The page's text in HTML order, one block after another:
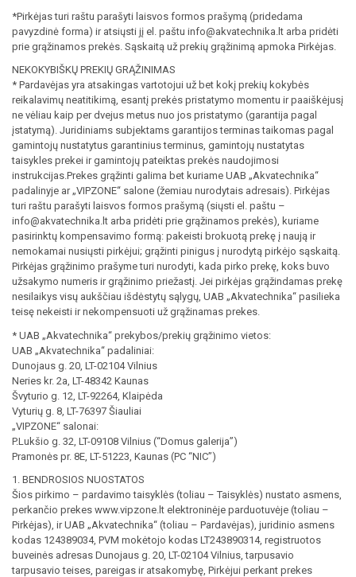
*Pirkėjas turi raštu parašyti laisvos formos prašymą (pridedama
pavyzdinė forma) ir atsiųsti jį el. paštu info@akvatechnika.lt arba pridėti
prie grąžinamos prekės. Sąskaitą už prekių grąžinimą apmoka Pirkėjas.
NEKOKYBIŠKŲ PREKIŲ GRĄŽINIMAS
* Pardavėjas yra atsakingas vartotojui už bet kokį prekių kokybės
reikalavimų neatitikimą, esantį prekės pristatymo momentu ir paaiškėjusį
ne vėliau kaip per dvejus metus nuo jos pristatymo (garantija pagal
įstatymą). Juridiniams subjektams garantijos terminas taikomas pagal
gamintojų nustatytus garantinius terminus, gamintojų nustatytas
taisykles prekei ir gamintojų pateiktas prekės naudojimosi
instrukcijas.Prekes grąžinti galima bet kuriame UAB „Akvatechnika“
padalinyje ar „VIPZONE“ salone (žemiau nurodytais adresais). Pirkėjas
turi raštu parašyti laisvos formos prašymą (siųsti el. paštu –
info@akvatechnika.lt arba pridėti prie grąžinamos prekės), kuriame
pasirinktų kompensavimo formą: pakeisti brokuotą prekę į naują ir
nemokamai nusiųsti pirkėjui; grąžinti pinigus į nurodytą pirkėjo sąskaitą.
Pirkėjas grąžinimo prašyme turi nurodyti, kada pirko prekę, koks buvo
užsakymo numeris ir grąžinimo priežastį. Jei pirkėjas grąžindamas prekę
nesilaikys visų aukščiau išdėstytų sąlygų, UAB „Akvatechnika“ pasilieka
teisę nekeisti ir nekompensuoti už grąžinamas prekes.
* UAB „Akvatechnika“ prekybos/prekių grąžinimo vietos:
UAB „Akvatechnika“ padaliniai:
Dunojaus g. 20, LT-02104 Vilnius
Neries kr. 2a, LT-48342 Kaunas
Švyturio g. 12, LT-92264, Klaipėda
Vyturių g. 8, LT-76397 Šiauliai
„VIPZONE“ salonai:
P.Lukšio g. 32, LT-09108 Vilnius (“Domus galerija”)
Pramonės pr. 8E, LT-51223, Kaunas (PC “NIC”)
1. BENDROSIOS NUOSTATOS
Šios pirkimo – pardavimo taisyklės (toliau – Taisyklės) nustato asmens,
perkančio prekes www.vipzone.lt elektroninėje parduotuvėje (toliau –
Pirkėjas), ir UAB „Akvatechnika“ (toliau – Pardavėjas), juridinio asmens
kodas 124389034, PVM mokėtojo kodas LT243890314, registruotos
buveinės adresas Dunojaus g. 20, LT-02104 Vilnius, tarpusavio
tarpusavio teises, pareigas ir atsakomybę, Pirkėjui perkant prekes